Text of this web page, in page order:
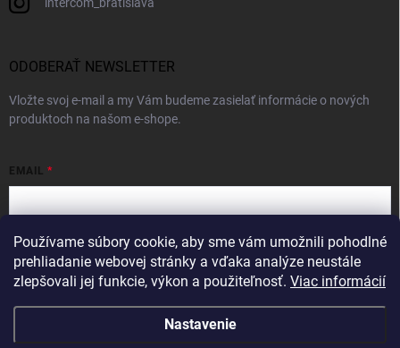
Používame súbory cookie, aby sme vám umožnili pohodlné
prehliadanie webovej stránky a vďaka analýze neustále
zlepšovali jej funkcie, výkon a použiteľnosť. Viac informácií
Nastavenie
intercom_bratislava
ODOBERAŤ NEWSLETTER
Vložte svoj e-mail a my Vám budeme zasielať informácie o nových
produktoch na našom e-shope.
EMAIL
Vložením e-mailu súhlasíte spodmienkami ochrany osobných údajov
Prihlásiť sa